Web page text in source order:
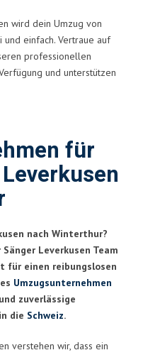
wird dein Umzug von
einfach. Vertraue auf
professionellen
und unterstützen
für
nach Winterthur?
Leverkusen Team
für einen reibungslosen
Umzugsunternehmen
zuverlässige
die Schweiz.
verstehen wir, dass ein